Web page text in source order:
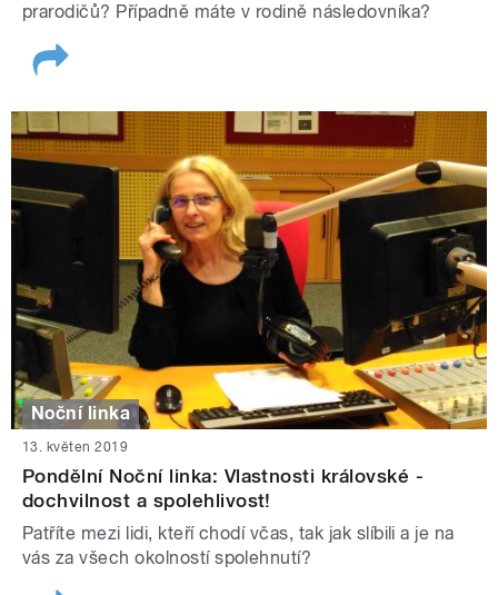
prarodičů? Případně máte v rodině následovníka?
Noční linka
13. květen 2019
Pondělní Noční linka: Vlastnosti královské -
dochvilnost a spolehlivost!
Patříte mezi lidi, kteří chodí včas, tak jak slíbili a je na
vás za všech okolností spolehnutí?